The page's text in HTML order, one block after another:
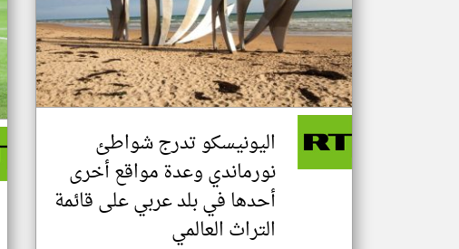
اليونيسكو تدرج شواطئ
نورماندي وعدة مواقع أخرى
أحدها في بلد عربي على قائمة
التراث العالمي